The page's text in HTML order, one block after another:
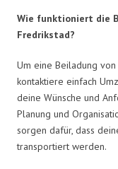
Wie funktioniert die
Fredrikstad?
Um eine Beiladung
kontaktiere einfach
deine Wünsche und
Planung und
sorgen dafür, dass
transportiert werden.